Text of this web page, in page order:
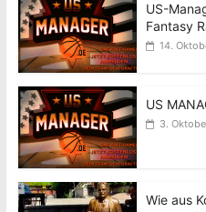
US-
Fantasy
14.
US
3.
Wie aus